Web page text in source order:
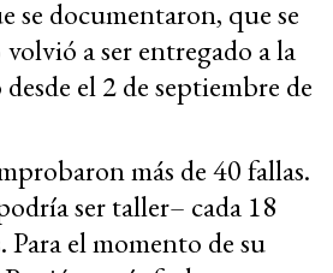
se documentaron, que se
a ser entregado a la
el 2 de septiembre de
más de 40 fallas.
ser taller– cada 18
Para el momento de su